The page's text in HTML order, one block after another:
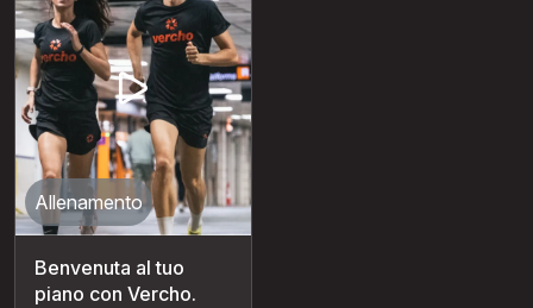
Allenamento
Benvenuta al tuo
piano con Vercho.